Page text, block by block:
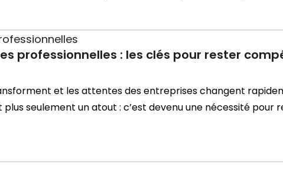
professionnelles : les clés pour rester
et les attentes des entreprises changent
seulement un atout : c’est devenu une nécessité